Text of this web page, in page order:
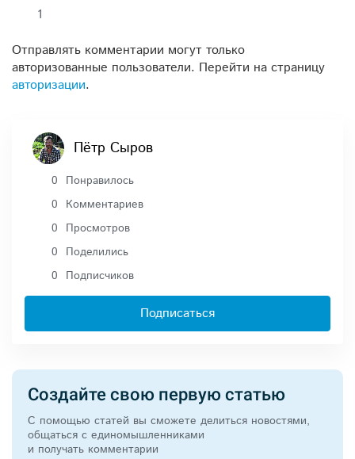
1
Отправлять комментарии могут только
авторизованные пользователи. Перейти на страницу
авторизации.
Пётр Сыров
0 Понравилось
0 Комментариев
0 Просмотров
0 Поделились
0 Подписчиков
Подписаться
Создайте свою первую статью
С помощью статей вы сможете делиться новостями,
общаться с единомышленниками
и получать комментарии